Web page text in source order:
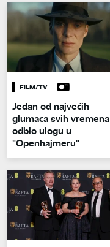
FILM/TV
Jedan od najvećih
glumaca svih vremena
odbio ulogu u
"Openhajmeru"